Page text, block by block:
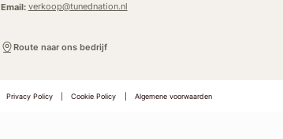
Email: verkoop@tunednation.nl
Route naar ons bedrijf
Privacy Policy Cookie Policy Algemene voorwaarden